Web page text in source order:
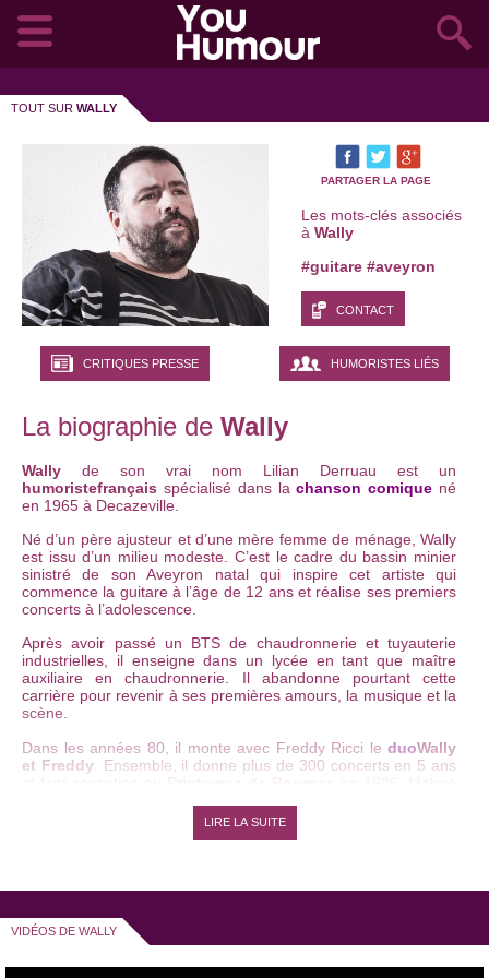
TOUT SUR WALLY
PARTAGER LA PAGE
Les mots-clés associés
à Wally
#guitare #aveyron
CONTACT
CRITIQUES PRESSE HUMORISTES LIÉS
La biographie de Wally
Wally de son vrai nom Lilian Derruau est un
humoristefrançais spécialisé dans lachanson comique né
en 1965 à Decazeville.
Né d’un père ajusteur et d’une mère femme de ménage, Wally
est issu d’un milieu modeste. C’est le cadre du bassin minier
sinistré de son Aveyron natal qui inspire cet artiste qui
commence la guitare à l’âge de 12 ans et réalise ses premiers
concerts à l’adolescence.
Après avoir passé un BTS de chaudronnerie et tuyauterie
industrielles, il enseigne dans un lycée en tant que maître
auxiliaire en chaudronnerie. Il abandonne pourtant cette
carrière pour revenir à ses premières amours, la musique et la
scène.
Dans les années 80, il monte avec Freddy Ricci le duoWally
et Freddy. Ensemble, il donne plus de 300 concerts en 5 ans
Brassens se lance en solo en 1994.
régime» (depuis il a perdu 40 kilos !).
l’émission "Rien à cirer
véritablement le pied à l’étrier. Il invite Wally a l’accompagné
LIRE LA SUITE
VIDÉOS DE WALLY